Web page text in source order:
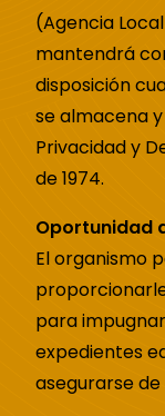
(Agencia
mantendrá
disposición
se almacena
Privacidad y
de 1974.
Oportunidad
El organismo
para
expedientes
asegurarse